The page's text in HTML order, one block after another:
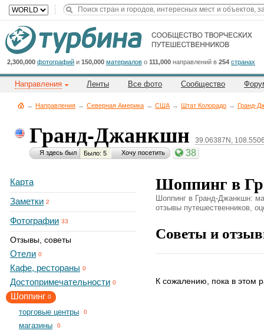
2,300,000 фотографий и 150,000 материалов о 111,000 направлений в 254 странах
Направления Ленты Все фото Сообщество
→ Направления → Северная Америка → CША → Штат Колорадо → Гранд-
Гранд-Джанкшн 39.06387N,
Я здесь был Было: 5 Хочу посетить 38
Карта
Заметки 2
Фотографии 33
Отзывы, советы
Отели 0
Кафе, рестораны 0
Достопримечательности 0
Шоппинг 0
торговые центры 0
магазины 0
Шоппинг в
Шоппинг в Гранд-Джанкшн:
отзывы путешественников,
Советы и
К сожалению, пока в этом
Cейчас
на
сайте:
Title
Button